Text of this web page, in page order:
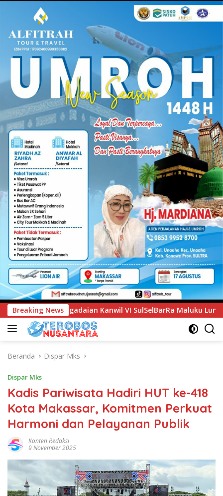
Breaking News
SulSelBarRa Maluku Luncurkan Program PANDE EMAS untuk
Beranda Dispar Mks
Dispar Mks
Kadis Pariwisata Hadiri HUT ke-418
Kota Makassar, Komitmen Perkuat
Harmoni dan Pelayanan Publik
Konten Redaksi
9 November 2025